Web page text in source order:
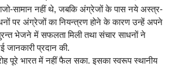
सामान नहीं थे, जबकि अंग्रेजों के पास नये अस्त्र-
पर अंग्रेजों का नियन्त्रण होने के कारण उन्हें अपने
भेजने में सफलता मिली तथा संचार साधनों ने
जानकारी प्रदान की.
पूरे भारत में नहीं फैल सका. इसका स्वरूप स्थानीय